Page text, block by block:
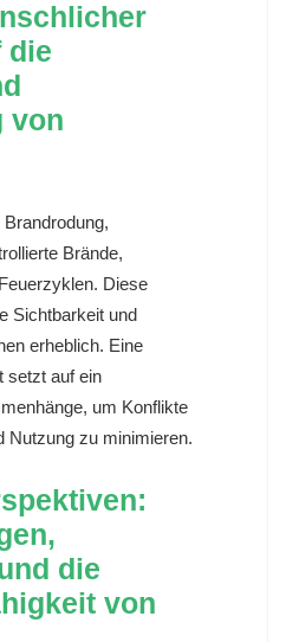
die
von
Brände,
Diese
Sichtbarkeit und
erheblich. Eine
setzt auf ein
um Konflikte
Nutzung zu minimieren.
die
von